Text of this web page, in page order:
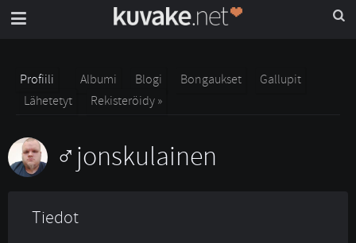
Profiili Albumi Blogi Bongaukset
Gallupit
Lähetetyt
Rekisteröidy »
jonskulainen
Tiedot